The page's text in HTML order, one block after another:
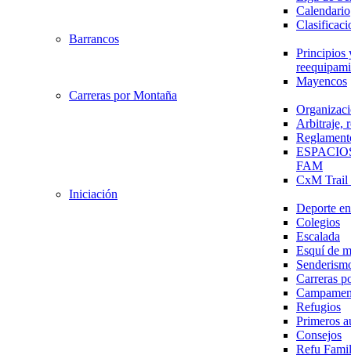
Calendario
Barrancos
Principios
Mayencos
Carreras por Montaña
Arbitraje,
FAM
CxM
Iniciación
Deporte
Colegios
Escalada
Esquí de
Carreras
Refugios
Primeros
Consejos
Refu